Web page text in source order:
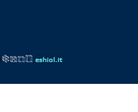
eshiol.it